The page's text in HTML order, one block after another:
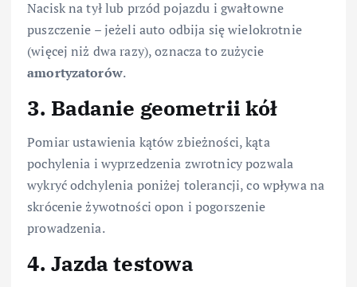
Nacisk na tył lub przód pojazdu i gwałtowne
puszczenie – jeżeli auto odbija się wielokrotnie
(więcej niż dwa razy), oznacza to zużycie
amortyzatorów.
3. Badanie geometrii kół
Pomiar ustawienia kątów zbieżności, kąta
pochylenia i wyprzedzenia zwrotnicy pozwala
wykryć odchylenia poniżej tolerancji, co wpływa na
skrócenie żywotności opon i pogorszenie
prowadzenia.
4. Jazda testowa